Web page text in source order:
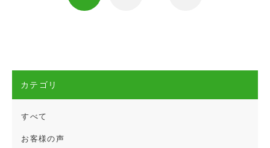
カテゴリ
すべて
お客様の声